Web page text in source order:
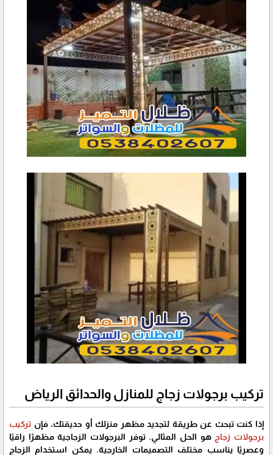
تركيب برجولات زجاج للمنازل والحدائق الرياض
إذا كنت تبحث عن طريقة لتجديد مظهر منزلك أو حديقتك، فإن تركيب
برجولات زجاجهو الحل المثالي. توفر البرجولات الزجاجية مظهرًا راقيًا
وعصريًا يناسب مختلف التصميمات الخارجية. يمكن استخدام الزجاج